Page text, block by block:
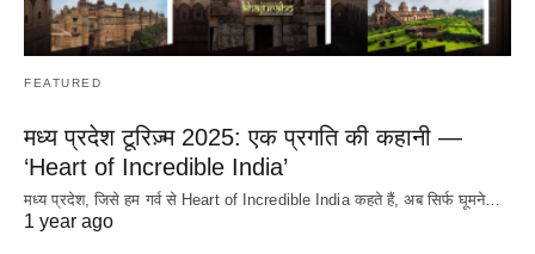
FEATURED
मध्य प्रदेश टूरिज़्म 2025: एक प्रगति की कहानी —
‘Heart of Incredible India’
मध्य प्रदेश, जिसे हम गर्व से Heart of Incredible India कहते हैं, अब सिर्फ घूमने…
1 year ago